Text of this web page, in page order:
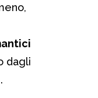
dagli